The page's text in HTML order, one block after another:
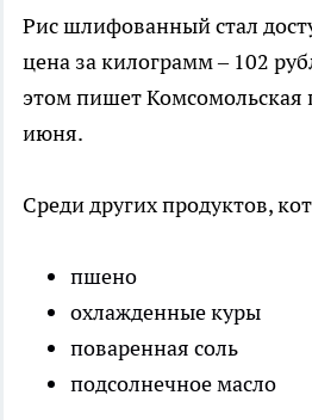
Рис шлифованный стал
цена за килограмм – 102
этом пишет Комсомольская
июня.
Среди других продуктов,
пшено
охлажденные куры
поваренная соль
подсолнечное масло